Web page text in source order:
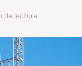
de lecture